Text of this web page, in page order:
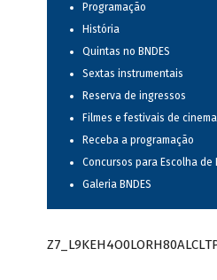
Programação
História
Quintas no BNDES
Sextas instrumentais
Reserva de ingressos
Filmes e festivais de cinema
Receba a programação
Concursos para Escolha de
Galeria BNDES